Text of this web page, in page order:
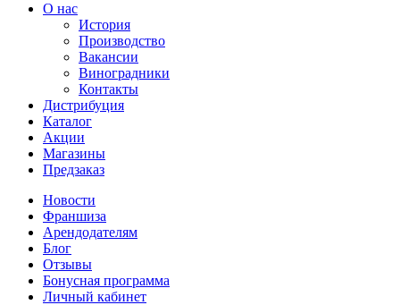
О нас
История
Производство
Вакансии
Виноградники
Контакты
Дистрибуция
Каталог
Акции
Магазины
Предзаказ
Новости
Франшиза
Арендодателям
Блог
Отзывы
Бонусная программа
Личный кабинет